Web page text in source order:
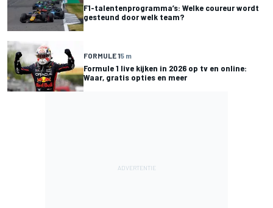
F1-talentenprogramma’s: Welke coureur wordt
gesteund door welk team?
FORMULE 15 m
Formule 1 live kijken in 2026 op tv en online:
Waar, gratis opties en meer